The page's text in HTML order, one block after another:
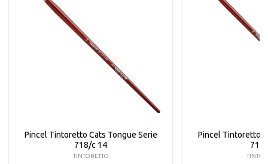
Pincel Tintoretto Cats Tongue Serie
718/c 14
TINTORETTO
Pincel Tintoretto